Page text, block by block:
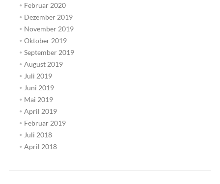
Februar 2020
Dezember 2019
November 2019
Oktober 2019
September 2019
August 2019
Juli 2019
Juni 2019
Mai 2019
April 2019
Februar 2019
Juli 2018
April 2018